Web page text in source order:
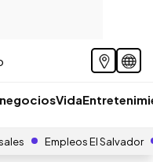
Vida
Empleos El Salvador